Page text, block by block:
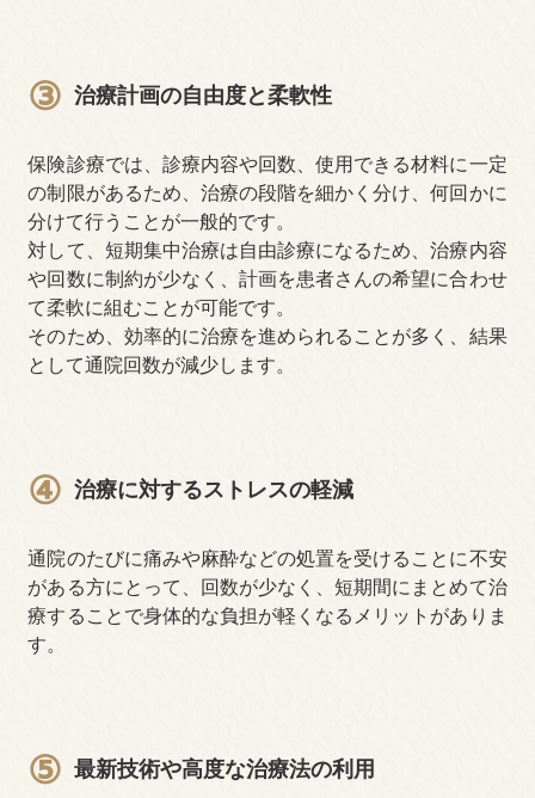
③ 治療計画の自由度と柔軟性
保険診療では、診療内容や回数、使用できる材料に一定
の制限があるため、治療の段階を細かく分け、何回かに
分けて行うことが一般的です。
対して、短期集中治療は自由診療になるため、治療内容
や回数に制約が少なく、計画を患者さんの希望に合わせ
て柔軟に組むことが可能です。
そのため、効率的に治療を進められることが多く、結果
として通院回数が減少します。
④ 治療に対するストレスの軽減
通院のたびに痛みや麻酔などの処置を受けることに不安
がある方にとって、回数が少なく、短期間にまとめて治
療することで身体的な負担が軽くなるメリットがありま
す。
⑤ 最新技術や高度な治療法の利用